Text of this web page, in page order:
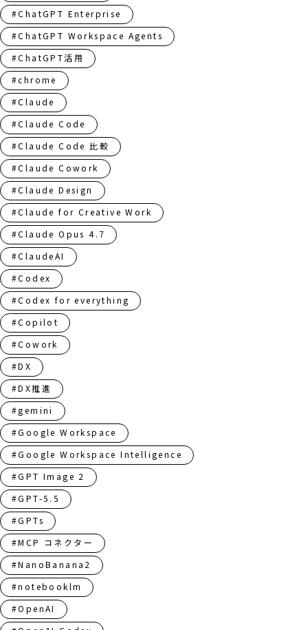
#ChatGPT Enterprise
#ChatGPT Workspace Agents
#ChatGPT活用
#chrome
#Claude
#Claude Code
#Claude Code 比較
#Claude Cowork
#Claude Design
#Claude for Creative Work
#Claude Opus 4.7
#ClaudeAI
#Codex
#Codex for everything
#Copilot
#Cowork
#DX
#DX推進
#gemini
#Google Workspace
#Google Workspace Intelligence
#GPT Image 2
#GPT-5.5
#GPTs
#MCP コネクター
#NanoBanana2
#notebooklm
#OpenAI